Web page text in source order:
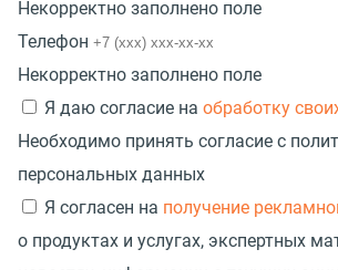
Некорректно заполнено поле
Телефон
Некорректно заполнено поле
Я даю согласие на обработку
Необходимо принять согласие с
персональных данных
Я согласен на получение
о продуктах и услугах, экспертных